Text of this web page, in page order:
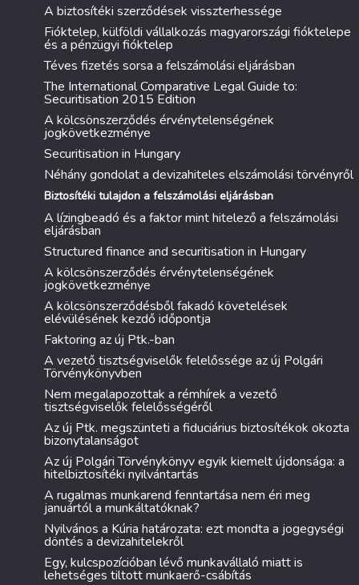
A biztosítéki szerződések visszterhessége
Fióktelep, külföldi vállalkozás magyarországi fióktelepe
és a pénzügyi fióktelep
Téves fizetés sorsa a felszámolási eljárásban
The International Comparative Legal Guide to:
Securitisation 2015 Edition
A kölcsönszerződés érvénytelenségének
jogkövetkezménye
Securitisation in Hungary
Néhány gondolat a devizahiteles elszámolási törvényről
Biztosítéki tulajdon a felszámolási eljárásban
A lízingbeadó és a faktor mint hitelező a felszámolási
eljárásban
Structured finance and securitisation in Hungary
A kölcsönszerződés érvénytelenségének
jogkövetkezménye
A kölcsönszerződésből fakadó követelések
elévülésének kezdő időpontja
Faktoring az új Ptk.-ban
A vezető tisztségviselők felelőssége az új Polgári
Törvénykönyvben
Nem megalapozottak a rémhírek a vezető
tisztségviselők felelősségéről
Az új Ptk. megszünteti a fiduciárius biztosítékok okozta
bizonytalanságot
Az új Polgári Törvénykönyv egyik kiemelt újdonsága: a
hitelbiztosítéki nyilvántartás
A rugalmas munkarend fenntartása nem éri meg
januártól a munkáltatóknak?
Nyilvános a Kúria határozata: ezt mondta a jogegységi
döntés a devizahitelekről
Egy, kulcspozícióban lévő munkavállaló miatt is
lehetséges tiltott munkaerő-csábítás